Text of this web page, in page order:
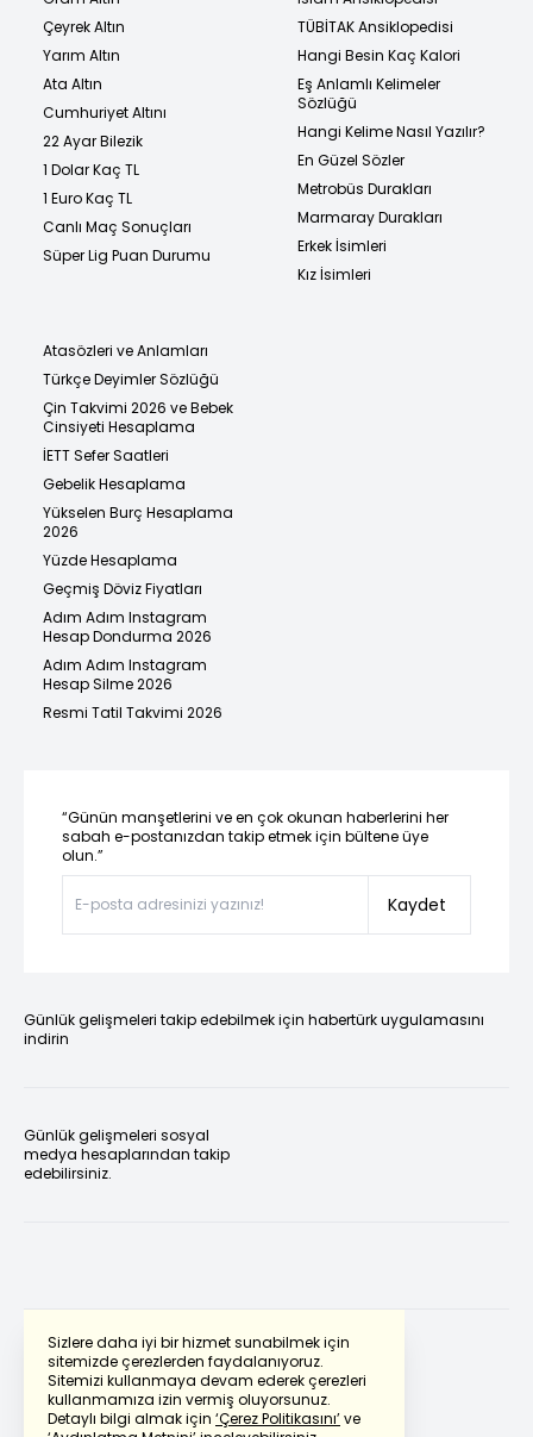
Sizlere daha iyi bir hizmet sunabilmek için
sitemizde çerezlerden faydalanıyoruz.
Sitemizi kullanmaya devam ederek çerezleri
kullanmamıza izin vermiş oluyorsunuz.
Detaylı bilgi almak için ‘Çerez Politikasını’ve
Çeyrek Altın
Yarım Altın
Ata Altın
Cumhuriyet Altını
22 Ayar Bilezik
1 Dolar Kaç TL
1 Euro Kaç TL
Canlı Maç Sonuçları
Süper Lig Puan Durumu
TÜBİTAK Ansiklopedisi
Hangi Besin Kaç Kalori
Eş Anlamlı Kelimeler
Sözlüğü
Hangi Kelime Nasıl Yazılır?
En Güzel Sözler
Metrobüs Durakları
Marmaray Durakları
Erkek İsimleri
Kız İsimleri
Atasözleri ve Anlamları
Türkçe Deyimler Sözlüğü
Çin Takvimi 2026 ve Bebek
Cinsiyeti Hesaplama
İETT Sefer Saatleri
Gebelik Hesaplama
Yükselen Burç Hesaplama
2026
Yüzde Hesaplama
Geçmiş Döviz Fiyatları
Adım Adım Instagram
Hesap Dondurma 2026
Adım Adım Instagram
Hesap Silme 2026
Resmi Tatil Takvimi 2026
“Günün manşetlerini ve en çok okunan haberlerini her
sabah e-postanızdan takip etmek için bültene üye
olun.”
Kaydet
Günlük gelişmeleri takip edebilmek için habertürk uygulamasını
indirin
Günlük gelişmeleri sosyal
medya hesaplarından takip
edebilirsiniz.
Powered by Translate